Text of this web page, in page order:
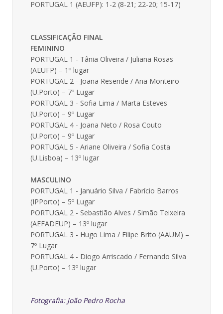
PORTUGAL 1 (AEUFP): 1-2 (8-21; 22-20; 15-17)
CLASSIFICAÇÃO FINAL
FEMININO
PORTUGAL 1 - Tânia Oliveira / Juliana Rosas
(AEUFP) – 1º lugar
PORTUGAL 2 - Joana Resende / Ana Monteiro
(U.Porto) – 7º Lugar
PORTUGAL 3 - Sofia Lima / Marta Esteves
(U.Porto) – 9º Lugar
PORTUGAL 4 - Joana Neto / Rosa Couto
(U.Porto) – 9º Lugar
PORTUGAL 5 - Ariane Oliveira / Sofia Costa
(U.Lisboa) – 13º lugar
MASCULINO
PORTUGAL 1 - Januário Silva / Fabrício Barros
(IPPorto) – 5º Lugar
PORTUGAL 2 - Sebastião Alves / Simão Teixeira
(AEFADEUP) – 13º lugar
PORTUGAL 3 - Hugo Lima / Filipe Brito (AAUM) –
7º Lugar
PORTUGAL 4 - Diogo Arriscado / Fernando Silva
(U.Porto) – 13º lugar
Fotografia: João Pedro Rocha